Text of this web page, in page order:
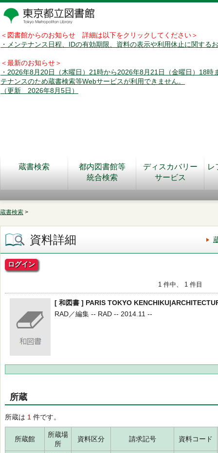
＜図書館からのお知らせ 詳細は以下をクリックしてください＞
・メンテナンス日程、IDの有効期限、資料の表示や利用休止に関する
＜最新のお知らせ＞
・2026年8月20日（木曜日）21時から2026年8月21日（金曜日）18時
テナンスのため蔵書検索等Webサービスが利用できません。
（更新 2026年8月5日）
蔵書検索
都内図書館等
統合検索
ディスカバリー
サービス
レ
蔵書検索 >
資料詳細
ログイン
1 件中、 1 件目
[ 和図書 ] PARIS TOKYO
RAD／編集 -- RAD -- 2014.11 --
所蔵
所蔵は 1 件です。
所蔵館
所蔵場
所
資料区分 請求記号 資料コード